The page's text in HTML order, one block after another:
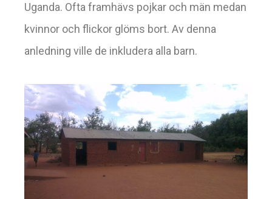
Uganda. Ofta framhävs pojkar och män medan
kvinnor och flickor glöms bort. Av denna
anledning ville de inkludera alla barn.